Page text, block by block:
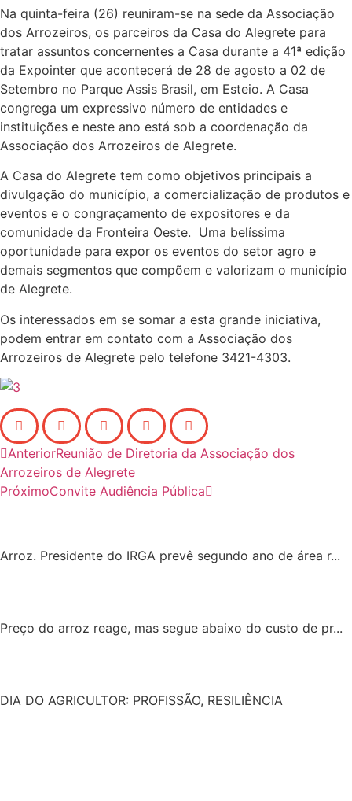
Na quinta-feira (26) reuniram-se na sede da Associação
dos Arrozeiros, os parceiros da Casa do Alegrete para
tratar assuntos concernentes a Casa durante a 41ª edição
da Expointer que acontecerá de 28 de agosto a 02 de
Setembro no Parque Assis Brasil, em Esteio. A Casa
congrega um expressivo número de entidades e
instituições e neste ano está sob a coordenação da
Associação dos Arrozeiros de Alegrete.
A Casa do Alegrete tem como objetivos principais a
divulgação do município, a comercialização de produtos e
eventos e o congraçamento de expositores e da
comunidade da Fronteira Oeste. Uma belíssima
oportunidade para expor os eventos do setor agro e
demais segmentos que compõem e valorizam o município
de Alegrete.
Os interessados em se somar a esta grande iniciativa,
podem entrar em contato com a Associação dos
Arrozeiros de Alegrete pelo telefone 3421-4303.
AnteriorReunião de Diretoria da Associação dos
Arrozeiros de Alegrete
PróximoConvite Audiência Pública
Arroz. Presidente do IRGA prevê segundo ano de área r...
Preço do arroz reage, mas segue abaixo do custo de pr...
DIA DO AGRICULTOR: PROFISSÃO, RESILIÊNCIA